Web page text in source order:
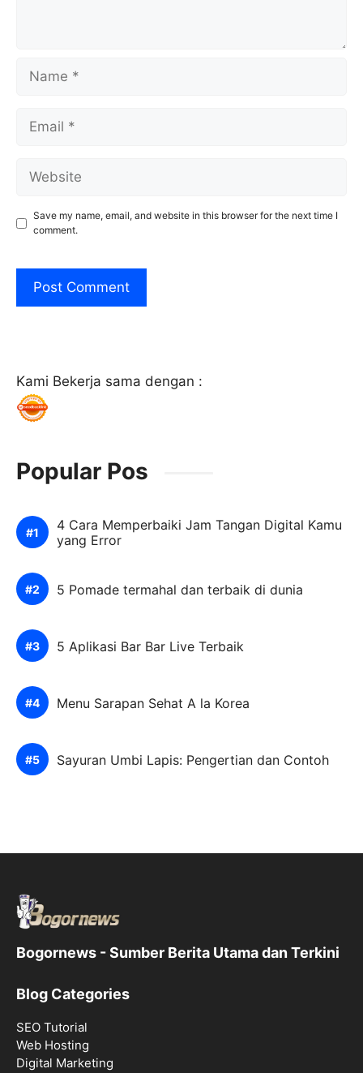
Name
Email
Website
Save my name, email, and website in this browser for the next time I
comment.
Kami Bekerja sama dengan :
Popular Pos
4 Cara Memperbaiki Jam Tangan Digital Kamu
yang Error
5 Pomade termahal dan terbaik di dunia
5 Aplikasi Bar Bar Live Terbaik
Menu Sarapan Sehat A la Korea
Sayuran Umbi Lapis: Pengertian dan Contoh
Bogornews - Sumber Berita Utama dan Terkini
Blog Categories
SEO Tutorial
Web Hosting
Digital Marketing